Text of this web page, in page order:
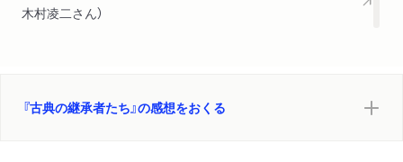
5 カロリング時代のリバイバル
9 カロリング文化の黄昏
10 モンテカッシーノ修道院の復興
木村凌二さん）
『古典の継承者たち』の感想をおくる